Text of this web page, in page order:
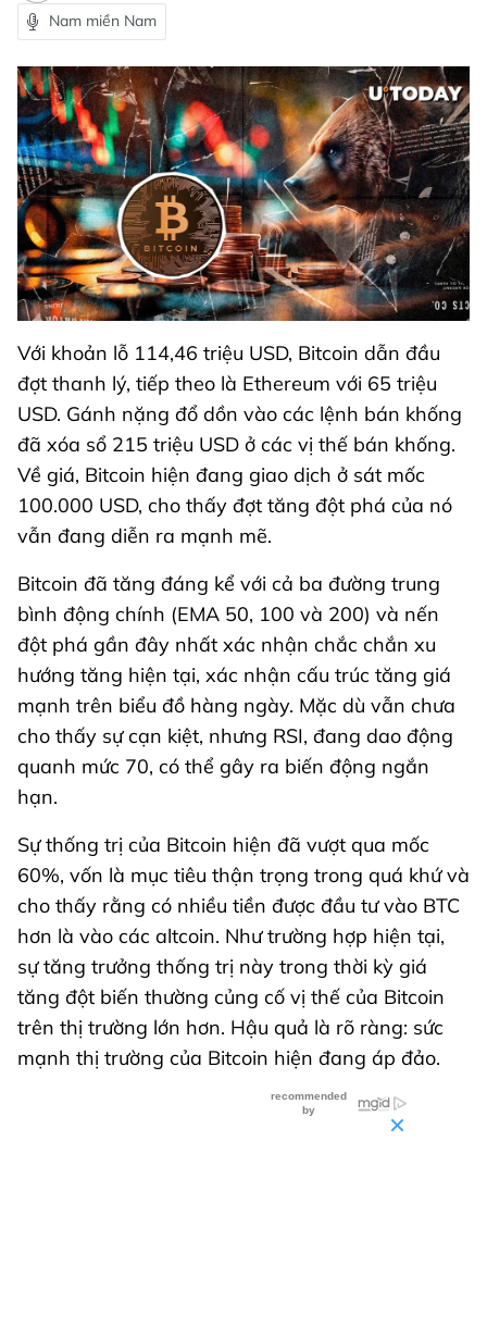
Nam miền Nam
Với khoản lỗ 114,46 triệu USD, Bitcoin dẫn đầu
đợt thanh lý, tiếp theo là Ethereum với 65 triệu
USD. Gánh nặng đổ dồn vào các lệnh bán khống
đã xóa sổ 215 triệu USD ở các vị thế bán khống.
Về giá, Bitcoin hiện đang giao dịch ở sát mốc
100.000 USD, cho thấy đợt tăng đột phá của nó
vẫn đang diễn ra mạnh mẽ.
Bitcoin đã tăng đáng kể với cả ba đường trung
bình động chính (EMA 50, 100 và 200) và nến
đột phá gần đây nhất xác nhận chắc chắn xu
hướng tăng hiện tại, xác nhận cấu trúc tăng giá
mạnh trên biểu đồ hàng ngày. Mặc dù vẫn chưa
cho thấy sự cạn kiệt, nhưng RSI, đang dao động
quanh mức 70, có thể gây ra biến động ngắn
hạn.
Sự thống trị của Bitcoin hiện đã vượt qua mốc
60%, vốn là mục tiêu thận trọng trong quá khứ và
cho thấy rằng có nhiều tiền được đầu tư vào BTC
hơn là vào các altcoin. Như trường hợp hiện tại,
sự tăng trưởng thống trị này trong thời kỳ giá
tăng đột biến thường củng cố vị thế của Bitcoin
trên thị trường lớn hơn. Hậu quả là rõ ràng: sức
mạnh thị trường của Bitcoin hiện đang áp đảo.